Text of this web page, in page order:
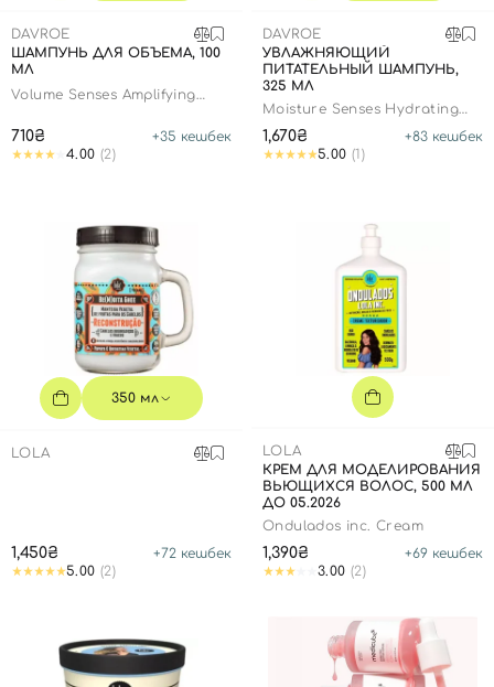
Кремы для тела с SPF
Миниатюры
Карбокситерапия
Бьюти Гаджеты
Автозагар
Специальный уход
Для детей
Для мужчин
Дезодоранты
Интимный уход
Автозагар
DAVROE
ШАМПУНЬ ДЛЯ ОБЪЕМА, 100
МЛ
Volume Senses Amplifying
710₴ +35 кешбек
4.00 (2)
DAVROE
УВЛАЖНЯЮЩИЙ
ПИТАТЕЛЬНЫЙ ШАМПУНЬ,
325 МЛ
Moisture Senses Hydrating
1,670₴ +83 кешбек
5.00 (1)
350 мл
LOLA
1,450₴ +72 кешбек
5.00 (2)
LOLA
КРЕМ ДЛЯ МОДЕЛИРОВАНИЯ
ВЬЮЩИХСЯ ВОЛОС, 500 МЛ
ДО 05.2026
Ondulados inc. Cream
1,390₴ +69 кешбек
3.00 (2)